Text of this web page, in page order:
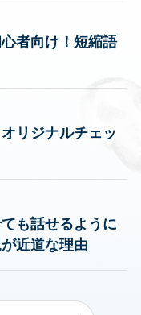
者向け！短縮語
リジナルチェッ
も話せるように
近道な理由